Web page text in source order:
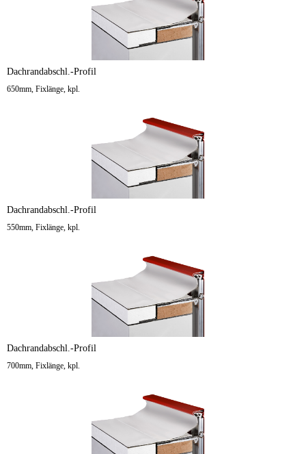
Dachrandabschl.-Profil
650mm, Fixlänge, kpl.
Dachrandabschl.-Profil
550mm, Fixlänge, kpl.
Dachrandabschl.-Profil
700mm, Fixlänge, kpl.